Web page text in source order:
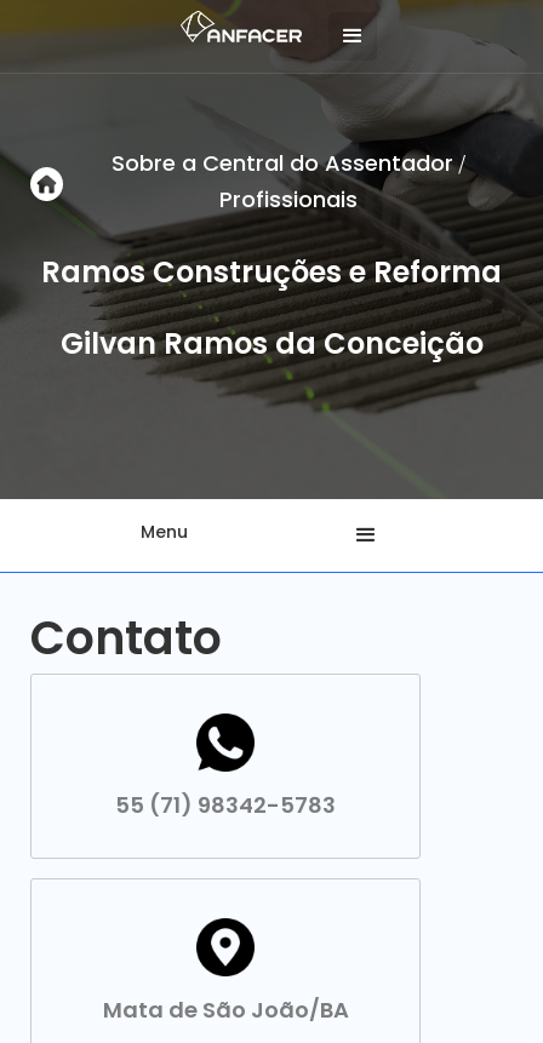
Sobre a Central do Assentador/
Profissionais
Ramos Construções e Reforma
Gilvan Ramos da Conceição
Menu
Contato
55 (71) 98342-5783
Mata de São João/BA